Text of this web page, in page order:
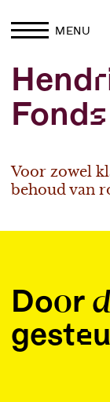
MENU
Fonds
Voor zowel
behoud van
Door